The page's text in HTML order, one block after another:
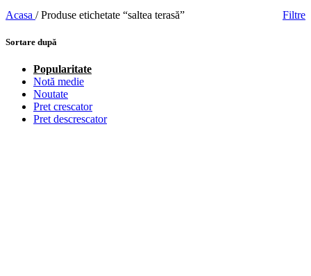
Acasa / Produse etichetate “saltea terasă” Filtre
Sortare după
Popularitate
Notă medie
Noutate
Pret crescator
Pret descrescator